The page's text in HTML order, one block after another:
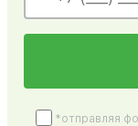
*отправляя